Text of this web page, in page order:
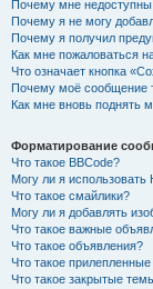
Почему мне
Почему я не могу
Почему я получил
Как мне пожаловаться
Что означает кнопка
Почему моё сообщение
Как мне вновь поднять
Форматирование
Что такое BBCode?
Могу ли я использовать
Что такое смайлики?
Могу ли я добавлять
Что такое важные
Что такое объявления?
Что такое
Что такое закрытые